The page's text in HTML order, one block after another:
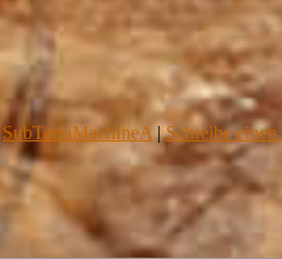
SubTerraMachIneA |Schreibe